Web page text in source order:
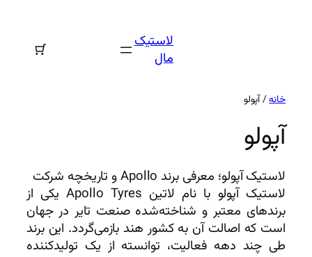
لاستیک
مال
خانه/ آپولو
آپولو
لاستیک آپولو؛ معرفی برند Apollo و تاریخچه شرکت
لاستیک آپولو با نام لاتین Apollo Tyres یکی از
برندهای معتبر و شناخته‌شده صنعت تایر در جهان
است که اصالت آن به کشور هند بازمی‌گردد. این برند
طی چند دهه فعالیت، توانسته از یک تولیدکننده